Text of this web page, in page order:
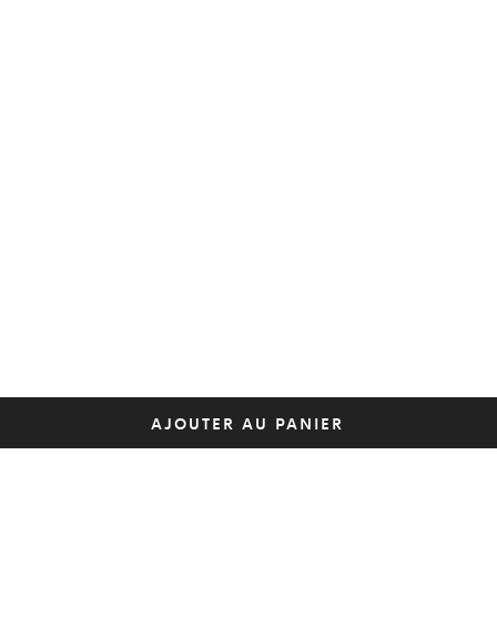
AJOUTER AU PANIER